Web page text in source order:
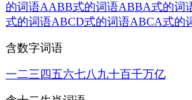
的词语AABB式的词语ABBA式的词
式的词语ABCD式的词语ABCA式的
含数字词语
一二三 四五六七八 九十百千万亿